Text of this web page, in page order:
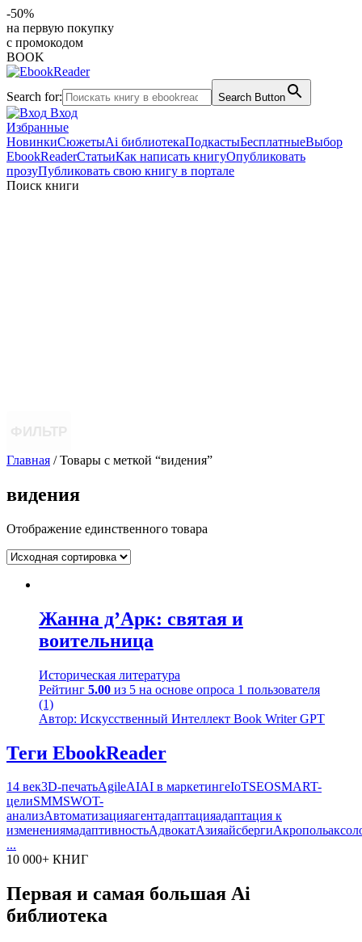
-50%
на первую покупку
с промокодом
BOOK
Search for: Search Button
Вход
Избранные
НовинкиСюжетыAi библиотекаПодкастыБесплатныеВыбор
EbookReaderСтатьиКак написать книгуОпубликовать
прозуПубликовать свою книгу в портале
Поиск книги
Главная / Товары с меткой “видения”
видения
Отображение единственного товара
Жанна д’Арк: святая и
воительница
Историческая литература
Рейтинг 5.00 из 5 на основе опроса 1 пользователя
(1)
Автор: Искусственный Интеллект Book Writer GPT
Теги EbookReader
14 век3D-печатьAgileAIAI в маркетингеIoTSEOSMART-
целиSMMSWOT-
анализАвтоматизацияагентадаптацияадаптация к
изменениямадаптивностьАдвокатАзияайсбергиАкрополь
...
10 000+ КНИГ
Первая и самая большая Ai
библиотека